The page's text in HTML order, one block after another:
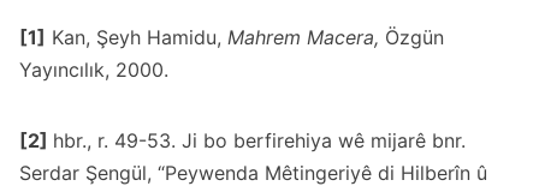
[1] Kan, Şeyh Hamidu, Mahrem Macera, Özgün
Yayıncılık, 2000.
[2] hbr., r. 49-53. Ji bo berfirehiya wê mijarê bnr.
Serdar Şengül, “Peywenda Mêtingeriyê di Hilberîn û